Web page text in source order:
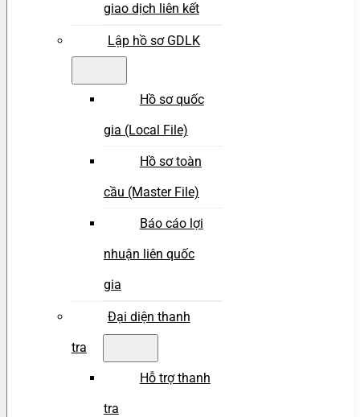
giao dịch liên kết
Lập hồ sơ GDLK
Hồ sơ quốc
gia (Local File)
Hồ sơ toàn
cầu (Master File)
Báo cáo lợi
nhuận liên quốc
gia
Đại diện thanh
tra
Hỗ trợ thanh
tra